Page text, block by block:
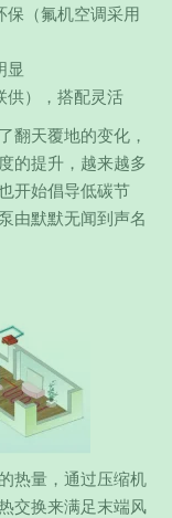
保（氟机空调采用
显
供），搭配灵活
翻天覆地的变化，
的提升，越来越多
开始倡导低碳节
由默默无闻到声名
热量，通过压缩机
交换来满足末端风